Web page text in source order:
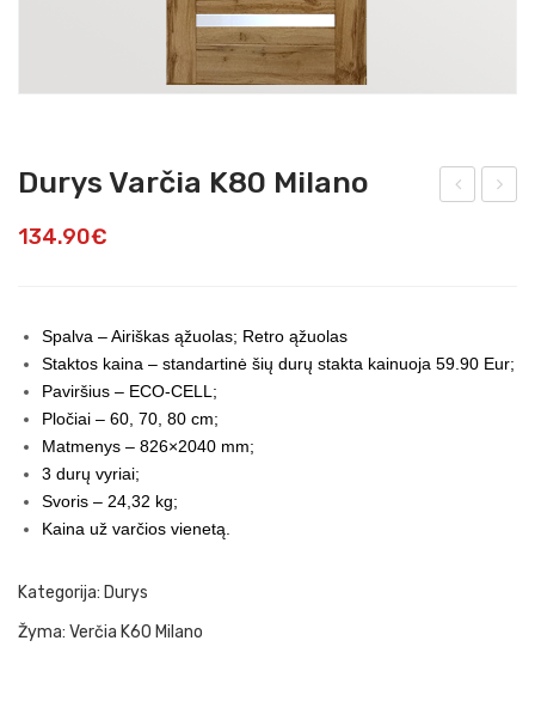
Durys Varčia K80 Milano
134.90€
Spalva – Airiškas ąžuolas; Retro ąžuolas
Staktos kaina – standartinė šių durų stakta kainuoja 59.90 Eur;
Paviršius – ECO-CELL;
Pločiai – 60, 70, 80 cm;
Matmenys – 826×2040 mm;
3 durų vyriai;
Svoris – 24,32 kg;
Kaina už varčios vienetą.
Kategorija: Durys
Žyma: Verčia K60 Milano